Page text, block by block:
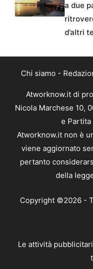
a due
d’altri
Chi siamo -
Atworknow.it di
Nicola Marchese 10,
e Partita
Atworknow.it non è
viene aggiornato
pertanto
della
Copyright ©2026 -
Le attività